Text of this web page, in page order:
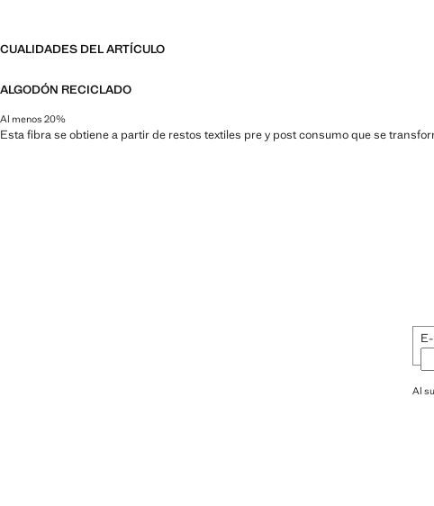
CUALIDADES DEL ARTÍCULO
ALGODÓN RECICLADO
Al menos 20%
Esta fibra se obtiene a partir de restos textiles pre y post consumo que se
Al